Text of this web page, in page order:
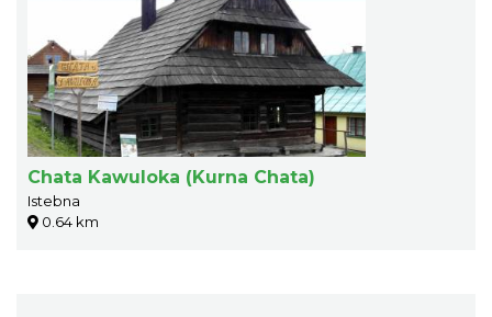
Chata Kawuloka (Kurna Chata)
Istebna
0.64 km